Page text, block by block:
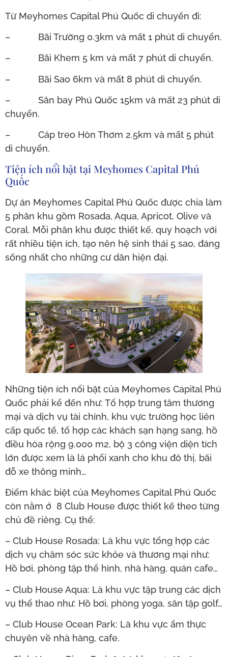
Từ Meyhomes Capital Phú Quốc di chuyển đi:
– Bãi Trường 0.3km và mất 1 phút di chuyển.
– Bãi Khem 5 km và mất 7 phút di chuyển.
– Bãi Sao 6km và mất 8 phút di chuyển.
– Sân bay Phú Quốc 15km và mất 23 phút di
chuyển.
– Cáp treo Hòn Thơm 2.5km và mất 5 phút
di chuyển.
Tiện ích nổi bật tại Meyhomes Capital Phú
Quốc
Dự án Meyhomes Capital Phú Quốc được chia làm
5 phân khu gồm Rosada, Aqua, Apricot, Olive và
Coral. Mỗi phân khu được thiết kế, quy hoạch với
rất nhiều tiện ích, tạo nên hệ sinh thái 5 sao, đáng
sống nhất cho những cư dân hiện đại.
Những tiện ích nổi bật của Meyhomes Capital Phú
Quốc phải kể đến như: Tổ hợp trung tâm thương
mại và dịch vụ tài chính, khu vực trường học liên
cấp quốc tế, tổ hợp các khách sạn hạng sang, hồ
điều hòa rộng 9.000 m2, bộ 3 công viện diện tích
lớn được xem là lá phổi xanh cho khu đô thị, bãi
đỗ xe thông minh…
Điểm khác biệt của Meyhomes Capital Phú Quốc
còn nằm ở 8 Club House được thiết kế theo từng
chủ đề riêng. Cụ thể:
– Club House Rosada: Là khu vực tổng hợp các
dịch vụ chăm sóc sức khỏe và thương mại như:
Hồ bơi, phòng tập thể hình, nhà hàng, quán cafe…
– Club House Aqua: Là khu vực tập trung các dịch
vụ thể thao như: Hồ bơi, phòng yoga, sân tập golf…
– Club House Ocean Park: Là khu vực ẩm thực
chuyên về nhà hàng, cafe.